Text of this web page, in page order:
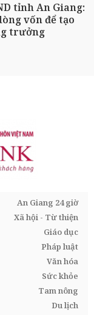
tỉnh An Giang:
vốn để tạo
trưởng
An Giang 24 giờ
Xã hội - Từ thiện
Giáo dục
Pháp luật
Văn hóa
Sức khỏe
Tam nông
Du lịch